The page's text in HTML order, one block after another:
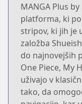
MANGA Plus
platforma, ki
stripov, ki jih je
založba
do najnovejših
One Piece, My
uživajo v
tako, da